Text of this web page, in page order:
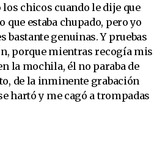
chicos cuando le dije que
que estaba chupado, pero yo
bastante genuinas. Y pruebas
porque mientras recogía mis
la mochila, él no paraba de
de la inminente grabación
hartó y me cagó a trompadas